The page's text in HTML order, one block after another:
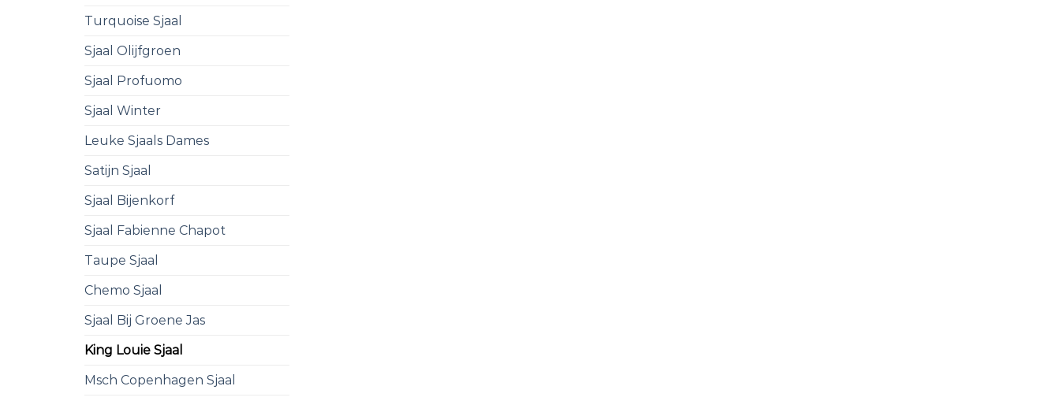
Turquoise Sjaal
Sjaal Olijfgroen
Sjaal Profuomo
Sjaal Winter
Leuke Sjaals Dames
Satijn Sjaal
Sjaal Bijenkorf
Sjaal Fabienne Chapot
Taupe Sjaal
Chemo Sjaal
Sjaal Bij Groene Jas
King Louie Sjaal
Msch Copenhagen Sjaal